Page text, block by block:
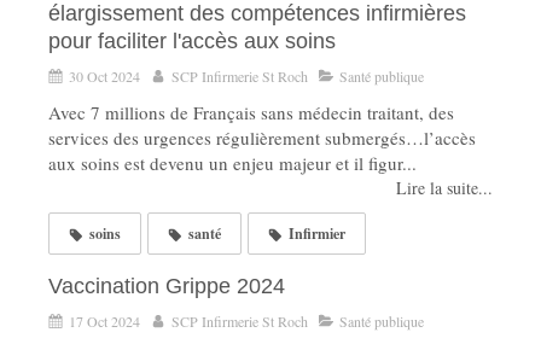
élargissement des compétences infirmières
pour faciliter l'accès aux soins
30 Oct 2024 SCP Infirmerie St Roch Santé publique
Avec 7 millions de Français sans médecin traitant, des
services des urgences régulièrement submergés…l’accès
aux soins est devenu un enjeu majeur et il figur...
Lire la suite...
soins santé Infirmier
Vaccination Grippe 2024
17 Oct 2024 SCP Infirmerie St Roch Santé publique